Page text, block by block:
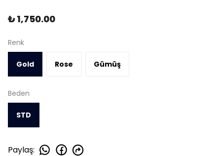
₺ 1,750.00
Renk
Gold Rose Gümüş
Beden
STD
Paylaş: